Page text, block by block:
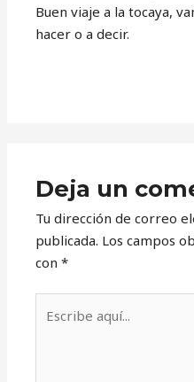
Buen viaje a la tocaya,
hacer o a decir.
Deja un
Tu dirección de correo
publicada. Los campos
con*
aquí...